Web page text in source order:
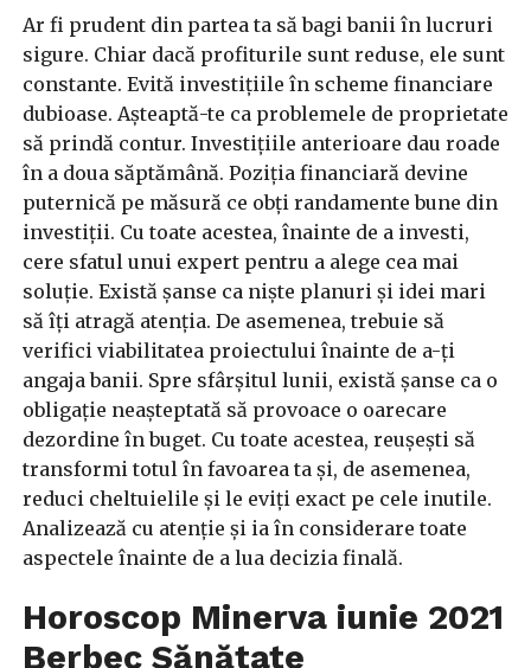
Ar fi prudent din partea ta să bagi banii în lucruri
sigure. Chiar dacă profiturile sunt reduse, ele sunt
constante. Evită investițiile în scheme financiare
dubioase. Așteaptă-te ca problemele de proprietate
să prindă contur. Investițiile anterioare dau roade
în a doua săptămână. Poziția financiară devine
puternică pe măsură ce obți randamente bune din
investiții. Cu toate acestea, înainte de a investi,
cere sfatul unui expert pentru a alege cea mai
soluție. Există șanse ca niște planuri și idei mari
să îți atragă atenția. De asemenea, trebuie să
verifici viabilitatea proiectului înainte de a-ți
angaja banii. Spre sfârșitul lunii, există șanse ca o
obligație neașteptată să provoace o oarecare
dezordine în buget. Cu toate acestea, reușești să
transformi totul în favoarea ta și, de asemenea,
reduci cheltuielile și le eviți exact pe cele inutile.
Analizează cu atenție și ia în considerare toate
aspectele înainte de a lua decizia finală.
Horoscop Minerva iunie 2021
Berbec Sănătate